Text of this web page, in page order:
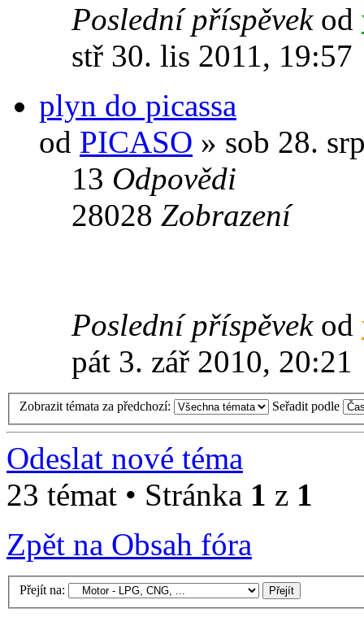
Poslední příspěvek od
stř 30. lis 2011, 19:57
plyn do picassa
od PICASO » sob 28.
13 Odpovědi
28028 Zobrazení
Poslední příspěvek od
pát 3. zář 2010, 20:21
Zobrazit témata za předchozí: Seřadit podle
Odeslat nové téma
23 témat • Stránka 1 z 1
Zpět na Obsah fóra
Přejít na: